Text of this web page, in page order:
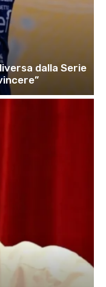
dalla Serie